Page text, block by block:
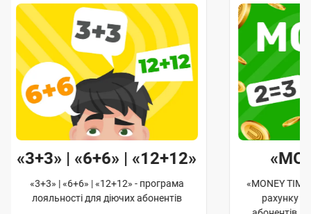
«3+3» | «6+6» | «12+12»
«3+3» | «6+6» | «12+12» - програма
лояльності для діючих абонентів
«MONEY
рахунку